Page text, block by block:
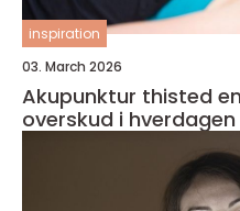
inspiration
03. March 2026
Akupunktur thisted en naturlig vej til mere
overskud i hverdagen